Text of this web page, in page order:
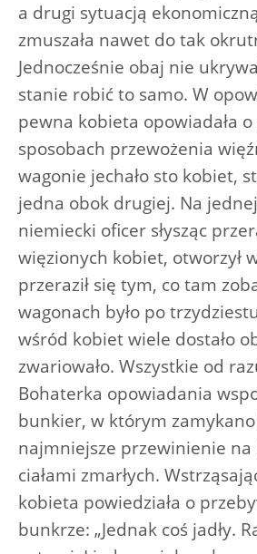
a drugi sytuacją
zmuszała nawet do tak
Jednocześnie obaj nie
stanie robić to samo. W
pewna kobieta opowiadała
sposobach przewożenia
wagonie jechało sto kobiet,
jedna obok drugiej. Na
niemiecki oficer słysząc
więzionych kobiet, otworzył
przeraził się tym, co tam
wagonach było po
wśród kobiet wiele dostało
zwariowało. Wszystkie od
Bohaterka opowiadania
bunkier, w którym
najmniejsze przewinienie
ciałami zmarłych.
kobieta powiedziała o
bunkrze: „Jednak coś jadły.